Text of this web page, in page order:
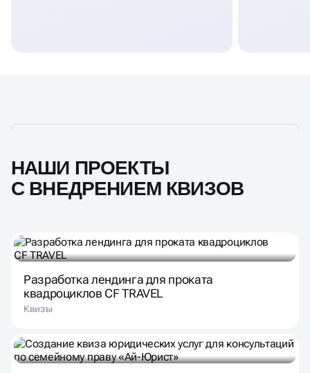
НАШИ ПРОЕКТЫ
С ВНЕДРЕНИЕМ КВИЗОВ
Разработка лендинга для проката
квадроциклов CF TRAVEL
Квизы